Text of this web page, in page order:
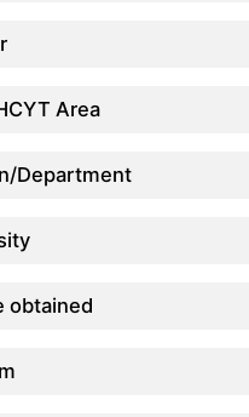
Area
Department
obtained